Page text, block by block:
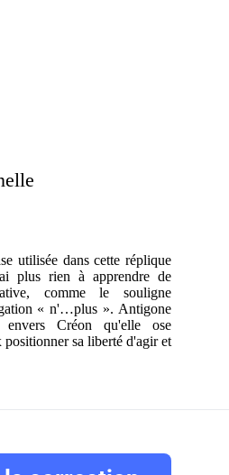
utilisée dans cette réplique
plus rien à apprendre de
comme le souligne
« n'…plus ». Antigone
Créon qu'elle ose
sa liberté d'agir et